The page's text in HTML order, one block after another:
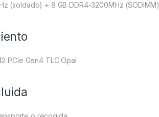
(soldado) + 8 GB DDR4-3200MHz (SODIMM)
PCIe Gen4 TLC Opal